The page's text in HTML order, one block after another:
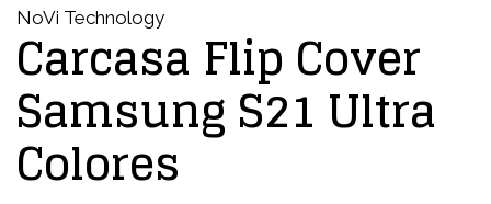
NoVi Technology
Carcasa Flip Cover
Samsung S21 Ultra
Colores